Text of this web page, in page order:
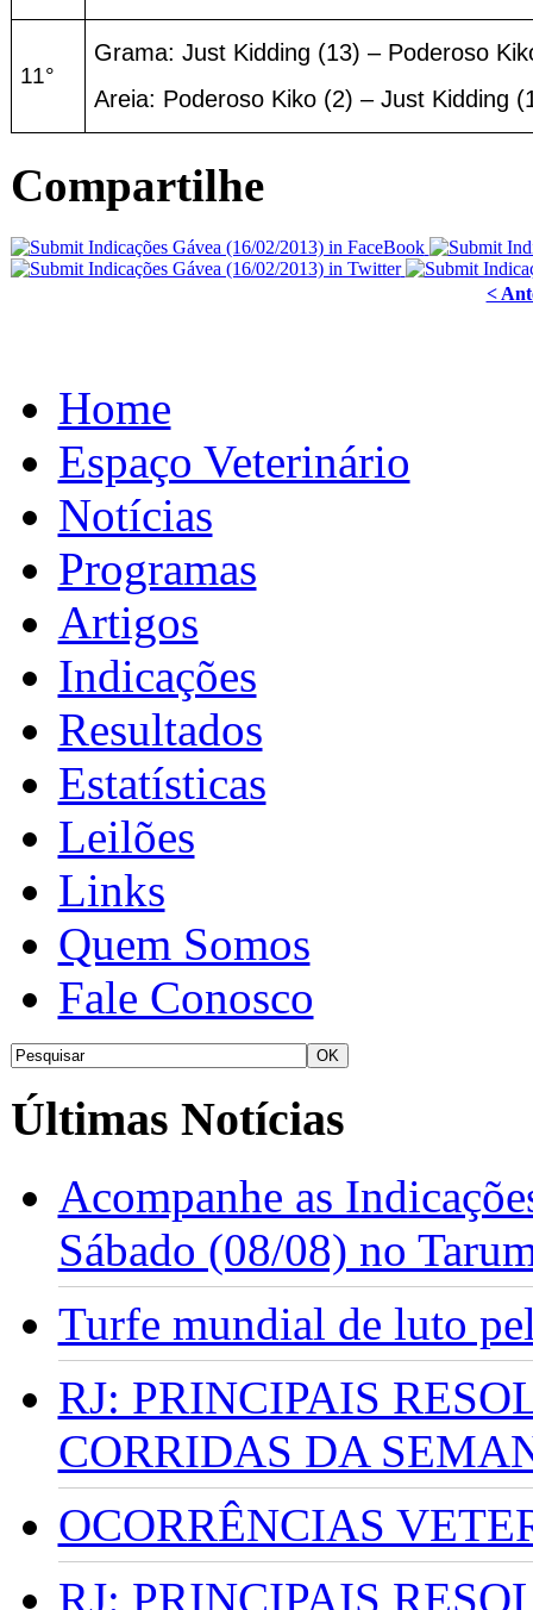
11°
Grama: Just Kidding (13) – Poderoso
Areia: Poderoso Kiko (2) – Just Kidding
Compartilhe
<
Home
Espaço Veterinário
Notícias
Programas
Artigos
Indicações
Resultados
Estatísticas
Leilões
Links
Quem Somos
Fale Conosco
Últimas Notícias
Acompanhe as
Sábado (08/08) no
Turfe mundial de luto
RJ: PRINCIPAIS
CORRIDAS DA
OCORRÊNCIAS
RJ: PRINCIPAIS